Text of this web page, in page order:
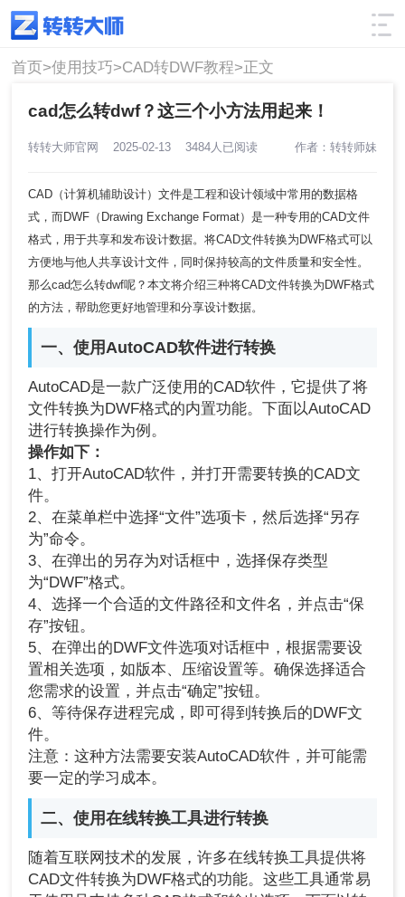
使用技巧 筛选
首页>使用技巧>CAD转DWF教程>正文
cad怎么转dwf？这三个小方法用起来！
转转大师官网 2025-02-13 3484人已阅读 作者：转转师妹
CAD（计算机辅助设计）文件是工程和设计领域中常用的数据格
式，而DWF（Drawing Exchange Format）是一种专用的CAD文件
格式，用于共享和发布设计数据。将CAD文件转换为DWF格式可以
方便地与他人共享设计文件，同时保持较高的文件质量和安全性。
那么cad怎么转dwf呢？本文将介绍三种将CAD文件转换为DWF格式
的方法，帮助您更好地管理和分享设计数据。
一、使用AutoCAD软件进行转换
AutoCAD是一款广泛使用的CAD软件，它提供了将
文件转换为DWF格式的内置功能。下面以AutoCAD
进行转换操作为例。
操作如下：
1、打开AutoCAD软件，并打开需要转换的CAD文
件。
2、在菜单栏中选择“文件”选项卡，然后选择“另存
为”命令。
3、在弹出的另存为对话框中，选择保存类型
为“DWF”格式。
4、选择一个合适的文件路径和文件名，并点击“保
存”按钮。
5、在弹出的DWF文件选项对话框中，根据需要设
置相关选项，如版本、压缩设置等。确保选择适合
您需求的设置，并点击“确定”按钮。
6、等待保存进程完成，即可得到转换后的DWF文
件。
注意：这种方法需要安装AutoCAD软件，并可能需
要一定的学习成本。
二、使用在线转换工具进行转换
随着互联网技术的发展，许多在线转换工具提供将
CAD文件转换为DWF格式的功能。这些工具通常易